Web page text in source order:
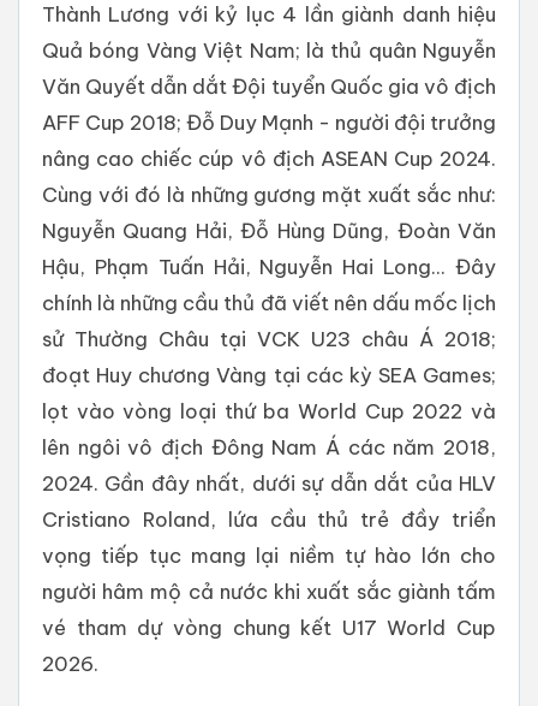
Thành Lương với kỷ lục 4 lần giành danh hiệu
Quả bóng Vàng Việt Nam; là thủ quân Nguyễn
Văn Quyết dẫn dắt Đội tuyển Quốc gia vô địch
AFF Cup 2018; Đỗ Duy Mạnh - người đội trưởng
nâng cao chiếc cúp vô địch ASEAN Cup 2024.
Cùng với đó là những gương mặt xuất sắc như:
Nguyễn Quang Hải, Đỗ Hùng Dũng, Đoàn Văn
Hậu, Phạm Tuấn Hải, Nguyễn Hai Long... Đây
chính là những cầu thủ đã viết nên dấu mốc lịch
sử Thường Châu tại VCK U23 châu Á 2018;
đoạt Huy chương Vàng tại các kỳ SEA Games;
lọt vào vòng loại thứ ba World Cup 2022 và
lên ngôi vô địch Đông Nam Á các năm 2018,
2024. Gần đây nhất, dưới sự dẫn dắt của HLV
Cristiano Roland, lứa cầu thủ trẻ đầy triển
vọng tiếp tục mang lại niềm tự hào lớn cho
người hâm mộ cả nước khi xuất sắc giành tấm
vé tham dự vòng chung kết U17 World Cup
2026.